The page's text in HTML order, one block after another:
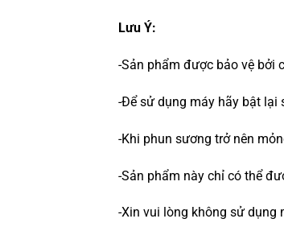
Lưu Ý:
-Sản phẩm được bảo vệ bởi
-Để sử dụng máy hãy bật lại
-Khi phun sương trở nên
-Sản phẩm này chỉ có thể
-Xin vui lòng không sử dụng